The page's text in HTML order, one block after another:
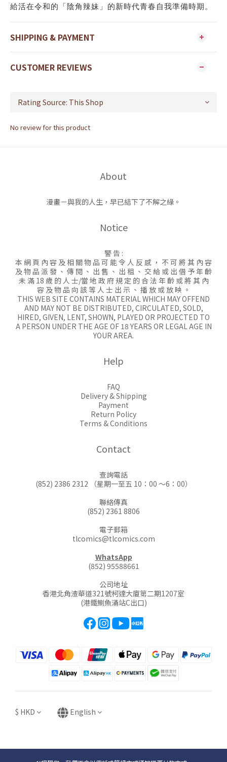
給活在令和的「陰角辣妹」的新時代青春自我準備時期。
SHIPPING & PAYMENT
CUSTOMER REVIEWS
No review for this product
About
漫畫－與我的人生，早已結下了不解之緣。
Notice
警 告 :
本 網 頁 內 容 及 相 關 物 品 可 能 令 人 反 感 ， 不 可 將 其 內 容
及 物 品 派 發 、 傳 閱 、 出 售 、 出 租 、 交 給 或 出 借 予 年 齡
未 滿 18 歲 的 人 士/當 地 政 府 規 定 的 合 法 年 齡 或 將 其 內
容 及 物 品 向 該 等 人 士 出 示 、 播 放 或 放 映 。
THIS WEB SITE CONTAINS MATERIAL WHICH MAY OFFEND
AND MAY NOT BE DISTRIBUTED, CIRCULATED, SOLD,
HIRED, GIVEN, LENT, SHOWN, PLAYED OR PROJECTED TO
A PERSON UNDER THE AGE OF 18 YEARS OR LEGAL AGE IN
YOUR AREA.
Help
FAQ
Delivery & Shipping
Payment
Return Policy
Terms & Conditions
Contact
查詢電話
(852) 2386 2312 （星期一至五 10：00 ～6：00）
聯絡傳真
(852) 2361 8806
電子郵箱
tlcomics@tlcomics.com
WhatsApp
(852) 95588661
公司地址
香港北角渣華道321號柯達大廈第二期1207室
(港鐵鰂魚涌站C出口)
$ HKD English